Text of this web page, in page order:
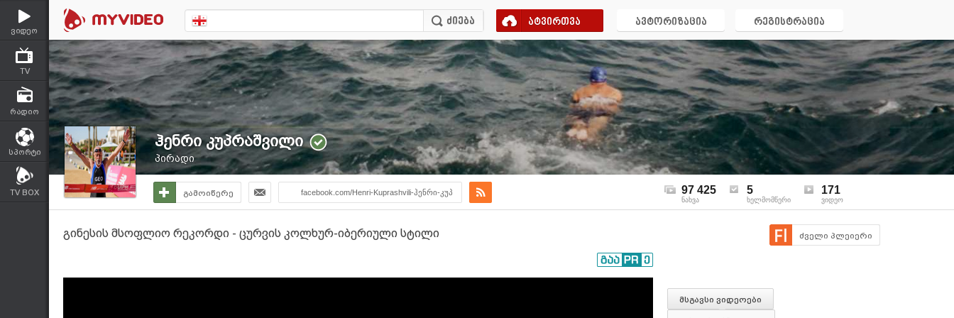
ვიდეო
TV
რადიო
სპორტი
TV BOX
ატვირთვა ავტორიზაცია რეგისტრაცია
ჰენრი კუპრაშვილი
პირადი
გამოიწერე facebook.com/Henri-Kuprashvili-ჰენრი-კუპ 97 425
ნახვა
5
ხელმომწერი
171
ვიდეო
გინესის მსოფლიო რეკორდი - ცურვის კოლხურ-იბერიული სტილი ძველი პლეიერი
მსგავსი ვიდეოები